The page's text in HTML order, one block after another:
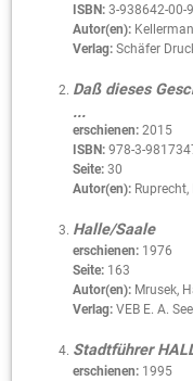
ISBN: 3-938642-00-9
Autor(en):
Verlag: Schäfer
Daß dieses
erschienen: 2015
ISBN: 978-3-
Seite: 30
Autor(en):
Halle/Saale
erschienen: 1976
Seite: 163
Autor(en): Mrusek,
Verlag: VEB E. A.
Stadtführer
erschienen: 1995